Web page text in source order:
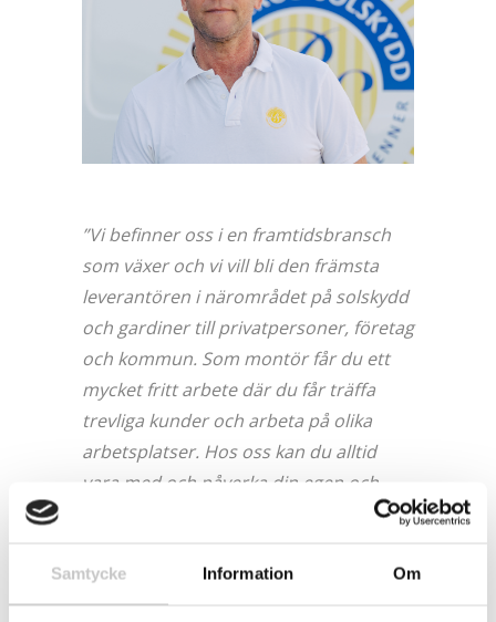
Samtycke Information Om
”Vi befinner oss i en framtidsbransch
som växer och vi vill bli den främsta
leverantören i närområdet på solskydd
och gardiner till privatpersoner, företag
och kommun. Som montör får du ett
mycket fritt arbete där du får träffa
trevliga kunder och arbeta på olika
arbetsplatser. Hos oss kan du alltid
vara med och påverka din egen och
företagets utveckling. Varje år brukar vi
samt olika event”